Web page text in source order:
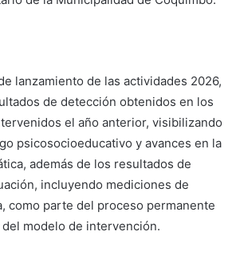
lanzamiento de las actividades 2026,
de detección obtenidos en los
el año anterior, visibilizando
psicosocioeducativo y avances en la
además de los resultados de
incluyendo mediciones de
como parte del proceso permanente
modelo de intervención.